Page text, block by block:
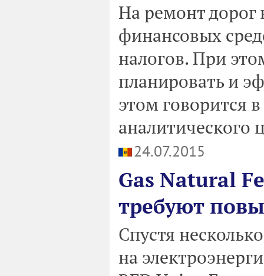
На ремонт дорог
финансовых
налогов. При
планировать и
этом говорится
аналитического
24.07.2015
Gas Natural
требуют
Спустя
на